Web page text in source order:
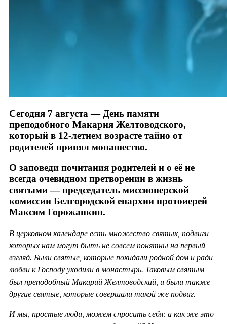
Сегодня 7 августа — День памяти
преподобного Макария Желтоводского,
который в 12-летнем возрасте тайно от
родителей принял монашество.
О заповеди почитания родителей и о её не
всегда очевидном претворении в жизнь
святыми — председатель миссионерской
комиссии Белгородской епархии протоиерей
Максим Горожанкин.
В церковном календаре есть множество святых, подвиги
которых нам могут быть не совсем понятны на первый
взгляд. Были святые, которые покидали родной дом и ради
любви к Господу уходили в монастырь. Таковым святым
был преподобный Макарий Желтоводский, и были также
другие святые, которые совершали такой же подвиг.
И мы, простые люди, можем спросить себя: а как же это